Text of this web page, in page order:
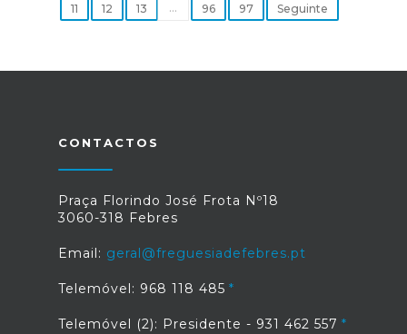
11 12 13 ... 96 97 Seguinte
CONTACTOS
Praça Florindo José Frota Nº18
3060-318 Febres
Email: geral@freguesiadefebres.pt
Telemóvel: 968 118 485
Telemóvel (2): Presidente - 931 462 557